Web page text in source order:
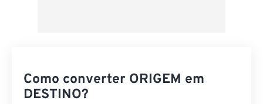
Como converter ORIGEM em
DESTINO?